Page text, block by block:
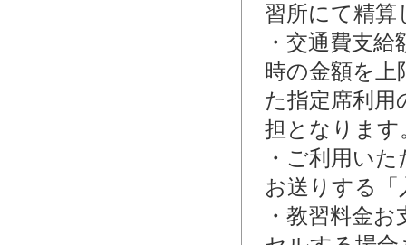
習所にて精算
・交通費支
時の金額を上
た指定席利用
担となります
・ご利用い
お送りする
・教習料金